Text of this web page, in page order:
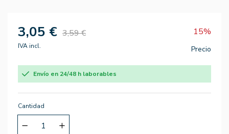
3,05 € 3,59 € 15%
IVA incl. Precio
Envío en 24/48 h laborables
Cantidad